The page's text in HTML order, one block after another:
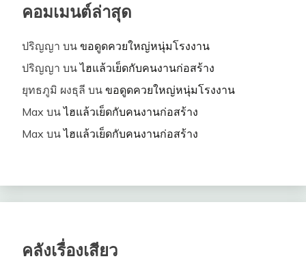
คอมเมนต์ล่าสุด
ปริญญา บน ขอดูดควยใหญ่หนุ่มโรงงาน
ปริญญา บนไฮแล้วเย็ดกับคนงานก่อสร้าง
ยุทธภูมิ ผงธุลี บน ขอดูดควยใหญ่หนุ่มโรงงาน
Max บนไฮแล้วเย็ดกับคนงานก่อสร้าง
Max บนไฮแล้วเย็ดกับคนงานก่อสร้าง
คลังเรื่องเสียว